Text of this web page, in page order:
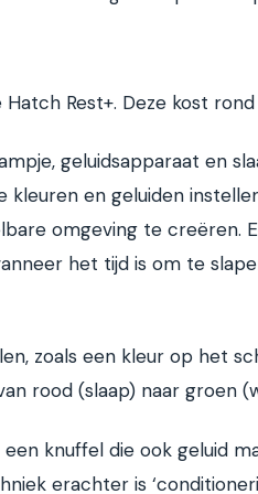
Rest+. Deze kost
geluidsapparaat en
en geluiden
omgeving te creëren.
het tijd is om te
zoals een kleur op het
rood (slaap) naar groen
knuffel die ook geluid
erachter is